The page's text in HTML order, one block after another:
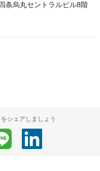
条烏丸セントラルビル8階
シェアしましょう